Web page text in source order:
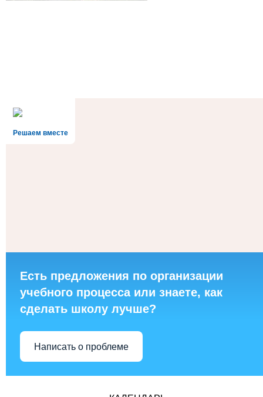
Решаем вместе
Есть предложения по организации
учебного процесса или знаете, как
сделать школу лучше?
Написать о проблеме